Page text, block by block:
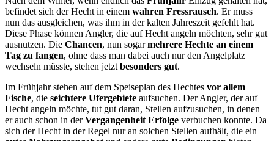
befindet sich der Hecht in einem wahren Fressrausch. Er muss
nun das ausgleichen, was ihm in der kalten Jahreszeit gefehlt hat.
Diese Phase können Angler, die auf Hecht angeln möchten, sehr gut
ausnutzen. Die Chancen, nun sogarmehrere Hechte an einem
Tag zu fangen, ohne dass man dabei auch nur den Angelplatz
wechseln müsste, stehen jetzt besonders gut.
Im Frühjahr stehen auf dem Speiseplan des Hechtes vor allem
Fische, die seichtere Ufergebiete aufsuchen. Der Angler, der auf
Hecht angeln möchte, tut gut daran, Stellen aufzusuchen, in denen
er auch schon in derVergangenheit Erfolge verbuchen konnte. Da
sich der Hecht in der Regel nur an solchen Stellen aufhält, die ein